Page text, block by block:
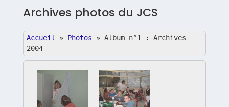
Archives photos du JCS
Accueil » Photos » Album n°1 : Archives
2004